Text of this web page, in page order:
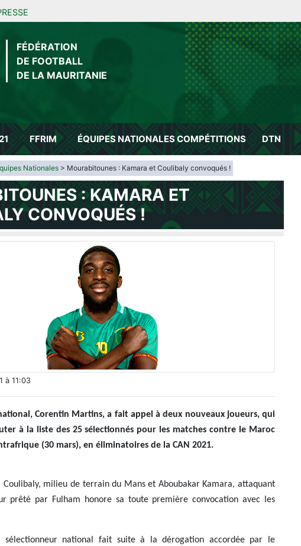
FÉDÉRATION
DE FOOTBALL
DE LA MAURITANIE
FFRIM ÉQUIPES NATIONALESCOMPÉTITIONS DTN
Nationales > Mourabitounes : Kamara et Coulibaly convoqués !
: KAMARA ET
CONVOQUÉS !
à 11:03
Corentin Martins, a fait appel à deux nouveaux joueurs, qui
à la liste des 25 sélectionnés pour les matches contre le Maroc
(30 mars), en éliminatoires de la CAN 2021.
Coulibaly, milieu de terrain du Mans et Aboubakar Kamara, attaquant
prêté par Fulham honore sa toute première convocation avec les
sélectionneur national fait suite à la dérogation accordée par le